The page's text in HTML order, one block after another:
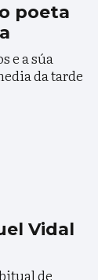
poeta
e a súa
da tarde
Vidal
de